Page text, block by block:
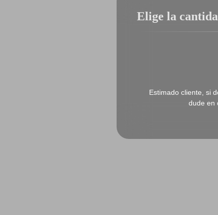
Elige la
Estimado cliente, si
dude en